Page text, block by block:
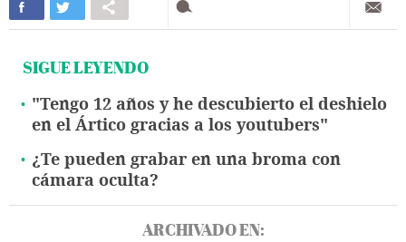
SIGUE LEYENDO
"Tengo 12 años y he descubierto el deshielo
en el Ártico gracias a los youtubers"
¿Te pueden grabar en una broma con
cámara oculta?
ARCHIVADO EN: